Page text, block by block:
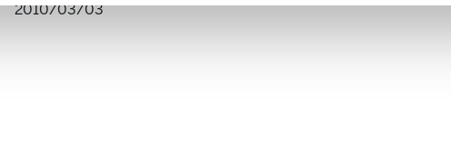
2010/03/03